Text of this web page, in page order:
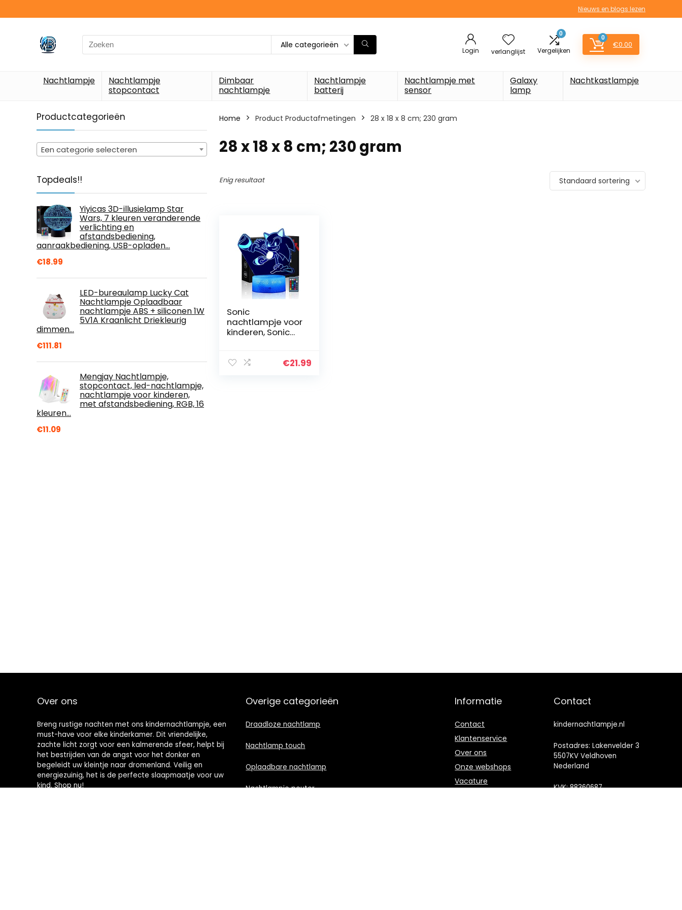
Nieuws en blogs lezen
Search
for:
Alle categorieën
Login verlanglijst
0
Vergelijken
0
€0.00
Nachtlampje
Nachtlampje
stopcontact
Dimbaar
nachtlampje
Nachtlampje
batterij
Nachtlampje met
sensor
Galaxy
lamp
Nachtkastlampje
Productcategorieën
Een categorie selecteren
Topdeals!!
Yiyicas 3D-illusielamp Star
Wars, 7 kleuren veranderende
verlichting en
afstandsbediening,
aanraakbediening, USB-opladen…
€18.99
LED-bureaulamp Lucky Cat
Nachtlampje Oplaadbaar
nachtlampje ABS + siliconen 1W
5V1A Kraanlicht Driekleurig
dimmen…
€111.81
Mengjay Nachtlampje,
stopcontact, led-nachtlampje,
nachtlampje voor kinderen,
met afstandsbediening, RGB, 16
kleuren…
€11.09
Home Product Productafmetingen ‎28 x 18 x 8 cm; 230 gram
‎28 x 18 x 8 cm; 230 gram
Enig resultaat Standaard sortering
Sonic
nachtlampje voor
kinderen, Sonic
afstandsbedienin
€21.99
Over ons
Breng rustige nachten met ons kindernachtlampje, een
must-have voor elke kinderkamer. Dit vriendelijke,
zachte licht zorgt voor een kalmerende sfeer, helpt bij
het bestrijden van de angst voor het donker en
begeleidt uw kleintje naar dromenland. Veilig en
energiezuinig, het is de perfecte slaapmaatje voor uw
kind. Shop nu!
Overige categorieën
Draadloze nachtlamp
Nachtlamp touch
Oplaadbare nachtlamp
Nachtlampje peuter
Informatie
Contact
Klantenservice
Over ons
Onze webshops
Vacature
Contact
kindernachtlampje.nl
Postadres: Lakenvelder 3
5507KV Veldhoven
Nederland
KVK: 88360687